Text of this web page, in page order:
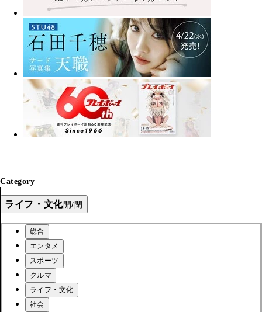
Category
ライフ・文化開/閉
総合
エンタメ
スポーツ
クルマ
ライフ・文化
社会